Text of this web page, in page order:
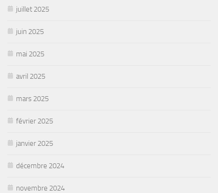
juillet 2025
juin 2025
mai 2025
avril 2025
mars 2025
février 2025
janvier 2025
décembre 2024
novembre 2024